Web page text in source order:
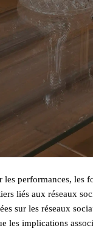
les performances, les
liés aux réseaux
sur les réseaux
les implications